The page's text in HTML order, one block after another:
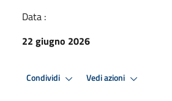
Data :
22 giugno 2026
Condividi Vedi azioni